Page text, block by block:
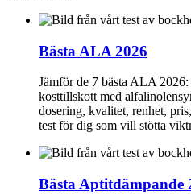
Bästa ALA 2026
Jämför de 7 bästa ALA
kosttillskott med
dosering, kvalitet, renhet,
test för dig som vill stötta
Bästa Aptitdämpande